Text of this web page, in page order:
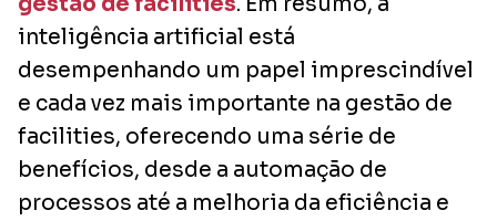
inteligência artificial está
desempenhando um papel imprescindível
e cada vez mais importante na gestão de
facilities, oferecendo uma série de
benefícios, desde a automação de
processos até a melhoria da eficiência e